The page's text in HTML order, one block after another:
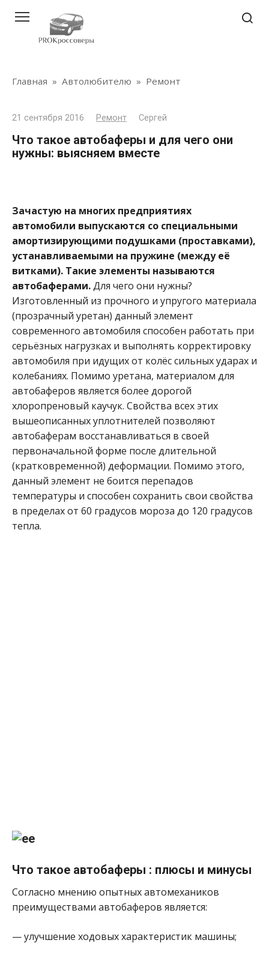
контенту
Главная » Автолюбителю » Ремонт
21 сентября 2016 Ремонт Сергей
Что такое автобаферы и для чего они
нужны: выясняем вместе
Зачастую на многих предприятиях
автомобили выпускаются со специальными
амортизирующими подушками (проставками),
устанавливаемыми на пружине (между её
витками). Такие элементы называются
автобаферами.Для чего они нужны?
Изготовленный из прочного и упругого материала
(прозрачный уретан) данный элемент
современного автомобиля способен работать при
серьёзных нагрузках и выполнять корректировку
автомобиля при идущих от колёс сильных ударах и
колебаниях. Помимо уретана, материалом для
автобаферов является более дорогой
хлоропреновый каучук. Свойства всех этих
вышеописанных уплотнителей позволяют
автобаферам восстанавливаться в своей
первоначальной форме после длительной
(кратковременной) деформации. Помимо этого,
данный элемент не боится перепадов
температуры и способен сохранить свои свойства
в пределах от 60 градусов мороза до 120 градусов
тепла.
Что такое автобаферы : плюсы и минусы
Согласно мнению опытных автомехаников
преимуществами автобаферов является:
— улучшение ходовых характеристик машины;